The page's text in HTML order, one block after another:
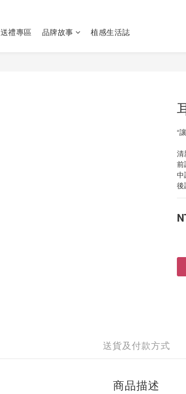
送禮專區 品牌故事 植感生活誌
“
清
前
中
後
送貨及付款方式
商品描述